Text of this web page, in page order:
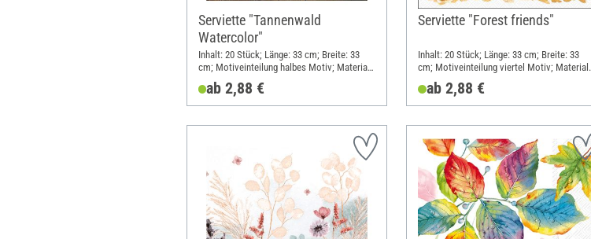
Serviette "Tannenwald
Watercolor"
Inhalt: 20 Stück; Länge: 33 cm; Breite: 33
cm; Motiveinteilung halbes Motiv; Material:
Papier
ab 2,88 €
Serviette "Forest friends"
Inhalt: 20 Stück; Länge: 33 cm; Breite: 33
cm; Motiveinteilung viertel Motiv; Material:
Papier
ab 2,88 €